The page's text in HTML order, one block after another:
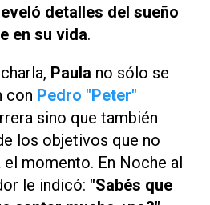
detalles del sueño
en su vida.
Paula no sólo se
con Pedro "Peter"
sino que también
los objetivos que no
momento. En Noche al
le indicó: "Sabés que